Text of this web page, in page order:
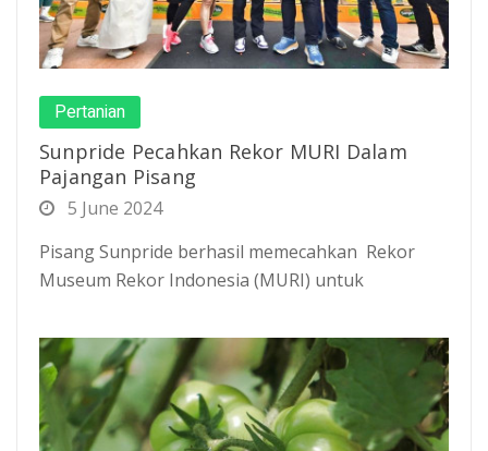
Pertanian
Sunpride Pecahkan Rekor MURI Dalam
Pajangan Pisang
5 June 2024
Pisang Sunpride berhasil memecahkan Rekor
Museum Rekor Indonesia (MURI) untuk